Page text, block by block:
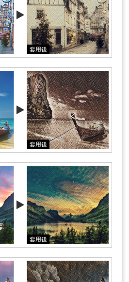
套用後
套用後
套用後